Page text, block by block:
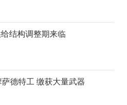
结构调整期来临
德特工 缴获大量武器